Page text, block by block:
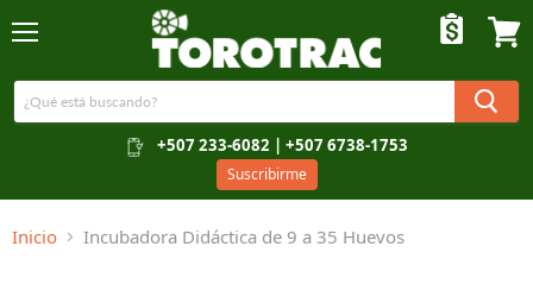
+507 233-6082 | +507 6738-1753
Suscribirme
Inicio Incubadora Didáctica de 9 a 35 Huevos